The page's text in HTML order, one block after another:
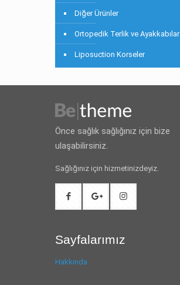
Diğer Ürünler
Ortopedik Terlik ve Ayakkabılar
Liposuction Korseler
Önce sağlık sağlığınız için bize
ulaşabilirsiniz.
Sağlığınız için hizmetinizdeyiz.
Sayfalarımız
Hakkında